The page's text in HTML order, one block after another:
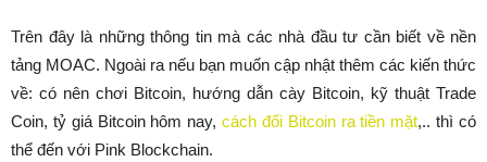
Trên đây là những thông tin mà các nhà đầu tư cần biết về nền
tảng MOAC. Ngoài ra nếu bạn muốn cập nhật thêm các kiến thức
về: có nên chơi Bitcoin, hướng dẫn cày Bitcoin, kỹ thuật Trade
Coin, tỷ giá Bitcoin hôm nay,cách đổi Bitcoin ra tiền mặt,.. thì có
thể đến với Pink Blockchain.